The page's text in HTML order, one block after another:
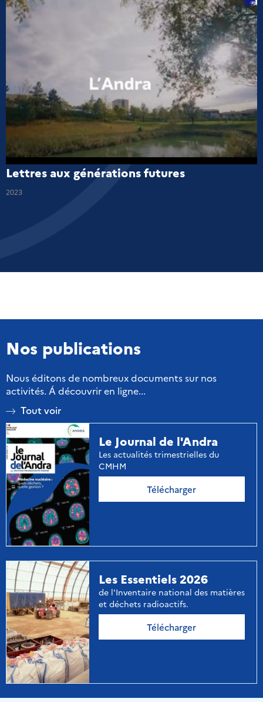
Lettres aux générations futures
2023
Nos publications
Nous éditons de nombreux documents sur nos
activités. Á découvrir en ligne...
Tout voir
Le Journal de l'Andra
Les actualités trimestrielles du
CMHM
Télécharger
Les Essentiels 2026
de l'Inventaire national des matières
et déchets radioactifs.
Télécharger